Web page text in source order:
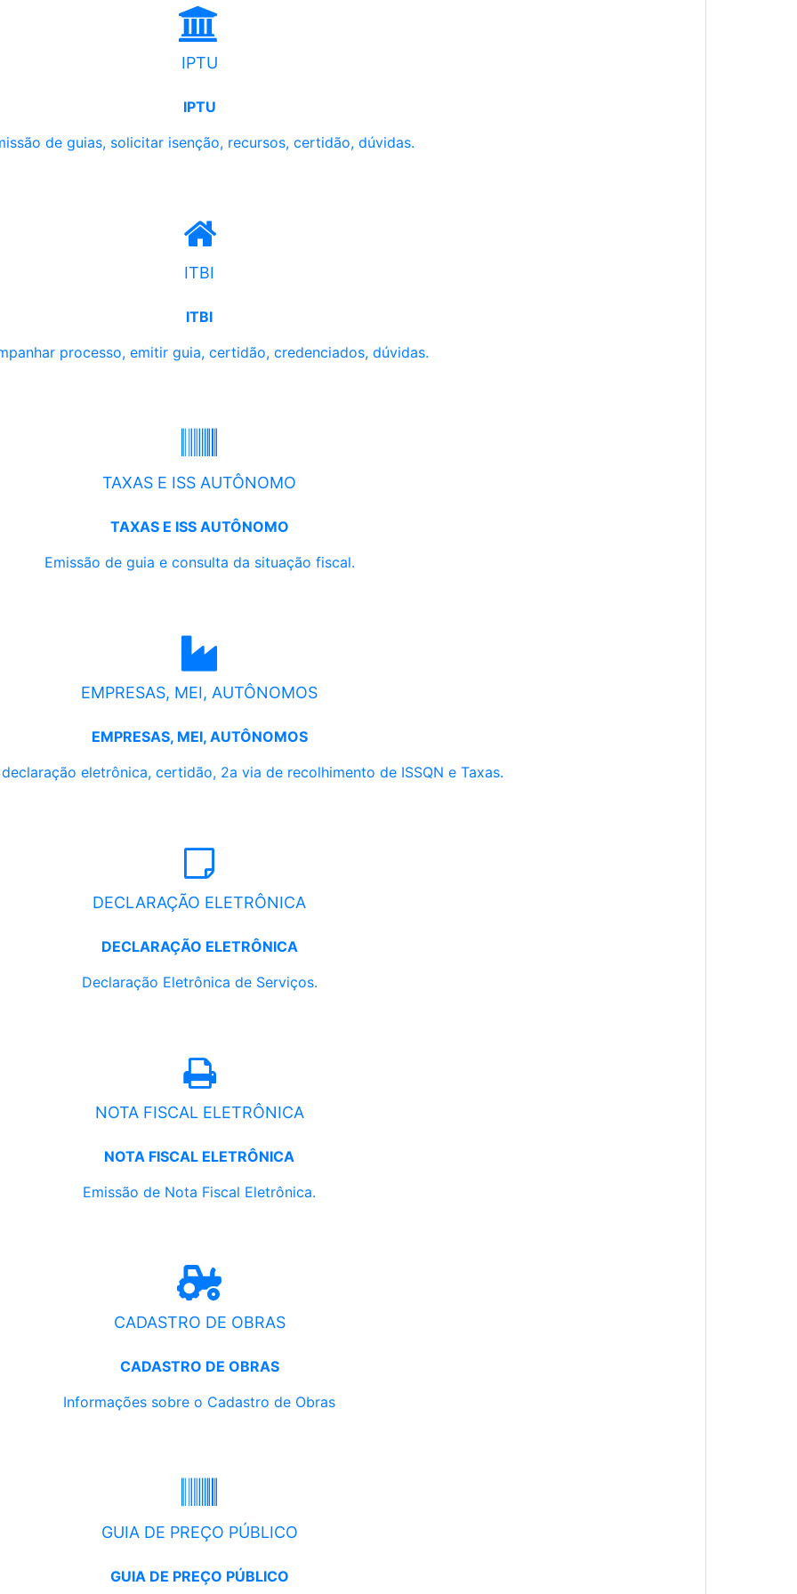
IPTU
IPTU
de guias, solicitar isenção, recursos, certidão, dúvidas.
ITBI
ITBI
processo, emitir guia, certidão, credenciados, dúvidas.
TAXAS E ISS AUTÔNOMO
TAXAS E ISS AUTÔNOMO
Emissão de guia e consulta da situação fiscal.
EMPRESAS, MEI, AUTÔNOMOS
EMPRESAS, MEI, AUTÔNOMOS
eletrônica, certidão, 2a via de recolhimento de ISSQN e Taxas.
DECLARAÇÃO ELETRÔNICA
DECLARAÇÃO ELETRÔNICA
Declaração Eletrônica de Serviços.
NOTA FISCAL ELETRÔNICA
NOTA FISCAL ELETRÔNICA
Emissão de Nota Fiscal Eletrônica.
CADASTRO DE OBRAS
CADASTRO DE OBRAS
Informações sobre o Cadastro de Obras
GUIA DE PREÇO PÚBLICO
GUIA DE PREÇO PÚBLICO